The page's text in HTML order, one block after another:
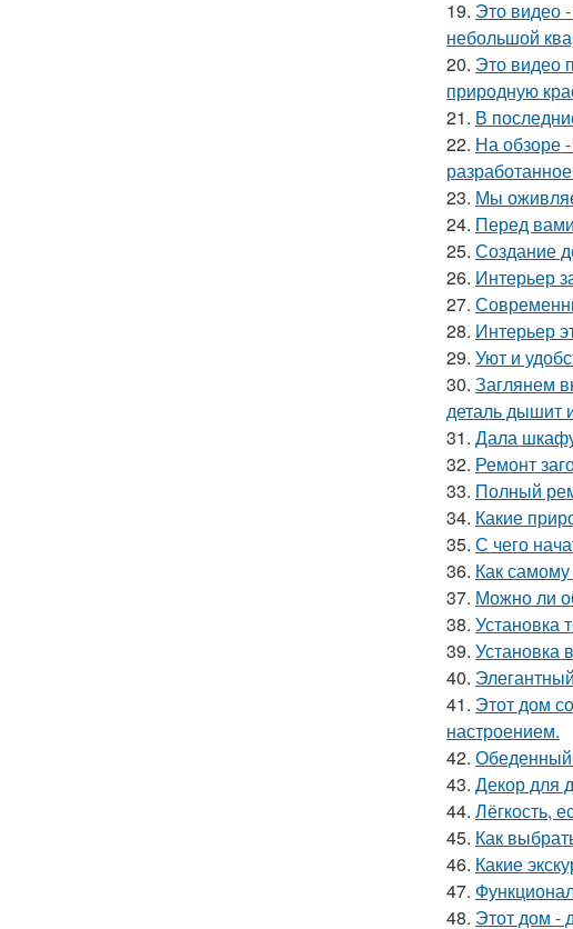
19. Это видео
небольшой
20. Это видео
природную
21. В
22. На обзоре
23. Мы
24. Перед
25. Создание
26. Интерьер
27.
28. Интерьер
29. Уют и
30. Заглянем
деталь дышит
31. Дала
32. Ремонт
33. Полный
34. Какие
35. С чего
36. Как
37. Можно ли
38. Установка
39. Установка
40.
41. Этот дом
настроением.
42. Обеденный
43. Декор для
44. Лёгкость,
45. Как
46. Какие
47.
48. Этот дом -